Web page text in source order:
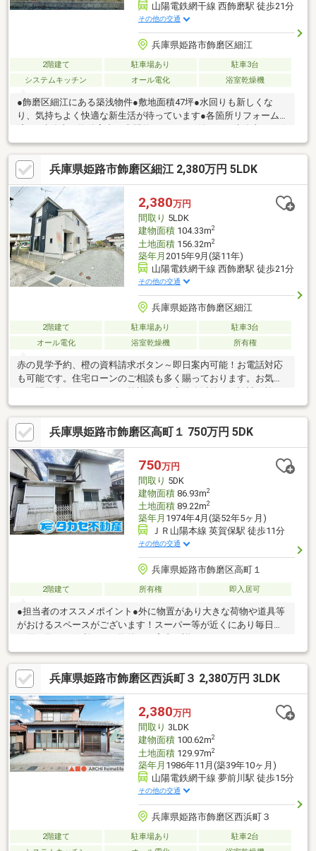
山陽電鉄網干線 西飾磨駅 徒歩21分
その他の交通
兵庫県姫路市飾磨区細江
2階建て 駐車場あり
駐車3台
システムキッチン
オール電化 浴室乾燥機
●飾磨区細江にある築浅物件●敷地面積47坪●水回りも新しくな
り、気持ちよく快適な新生活が待っています●各箇所リフォーム
に中古物件を見学できるので、その場で不安や疑問を解消できま
す。さらに、物件の状態をしっかりチェックする『ホームインス
ペクション（建物状況調査）』も実施。安心してスムーズに中古
物件を購入できます！※詳しくは関連リンクをご覧ください。
兵庫県姫路市飾磨区細江 2,380万円 5LDK
2,380万円
間取り 5LDK
建物面積104.33m2
土地面積156.32m2
築年月 2015年9月(築11年)
山陽電鉄網干線 西飾磨駅 徒歩21分
その他の交通
兵庫県姫路市飾磨区細江
2階建て 駐車場あり
駐車3台
オール電化
浴室乾燥機 所有権
赤の見学予約、橙の資料請求ボタン～即日案内可能！お電話対応
も可能です。住宅ローンのご相談も多く賜っております。お気軽
工・リフォーム等の幅広いサポートが可能です。お客様に満足い
ただける提案を心掛け、人と家を繋ぐお手伝いをさせていただき
ます。『リフォーム内容』トイレ新調、浴室乾燥機新調、インタ
ーホン新調、ビルトインコンロ新調クロス張替、CF張替、琉球畳
張替え、各種リペア工事、ハウスクリーニング
兵庫県姫路市飾磨区高町１ 750万円 5DK
750万円
間取り 5DK
建物面積86.93m2
土地面積89.22m2
築年月 1974年4月(築52年5ヶ月)
ＪＲ山陽本線 英賀保駅 徒歩11分
その他の交通
兵庫県姫路市飾磨区高町１
2階建て 所有権 即入居可
●担当者のオススメポイント●外に物置があり大きな荷物や道具等
がおけるスペースがございます！スーパー等が近くにあり毎日の
－５５５タカセ不動産姫路店までお気軽にお問合せ下さい♪ご連絡
心よりお待ちしております！
兵庫県姫路市飾磨区西浜町３ 2,380万円 3LDK
2,380万円
間取り 3LDK
建物面積100.62m2
土地面積129.97m2
築年月 1986年11月(築39年10ヶ月)
山陽電鉄網干線 夢前川駅 徒歩15分
その他の交通
兵庫県姫路市飾磨区西浜町３
2階建て 駐車場あり
駐車2台